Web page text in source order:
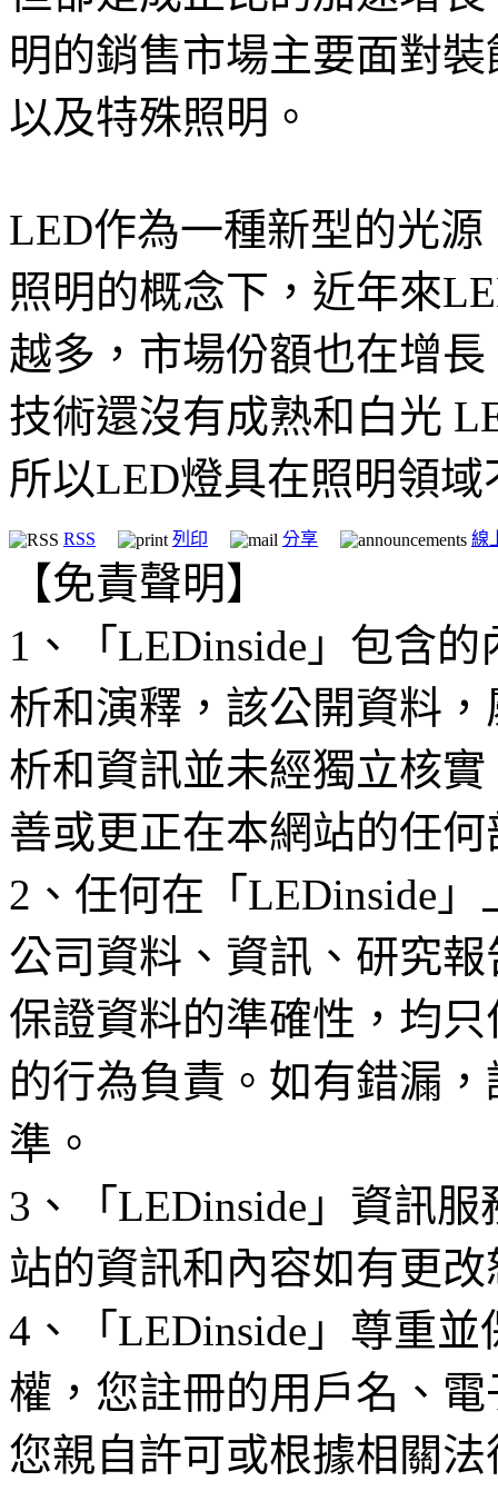
明的銷售市場主要面對
以及特殊照明。
LED作為一種新型的光
照明的概念下，近年來
越多，市場份額也在增
技術還沒有成熟和白光
所以LED燈具在照明領
RSS 列印 分享 線
【免責聲明】
1、「LEDinside」包含
析和演釋，該公開資料
析和資訊並未經獨立核
善或更正在本網站的任
2、任何在「LEDinside
公司資料、資訊、研究
保證資料的準確性，均
的行為負責。如有錯漏
準。
3、「LEDinside」資訊
站的資訊和內容如有更
4、「LEDinside」尊重
權，您註冊的用戶名、
您親自許可或根據相關